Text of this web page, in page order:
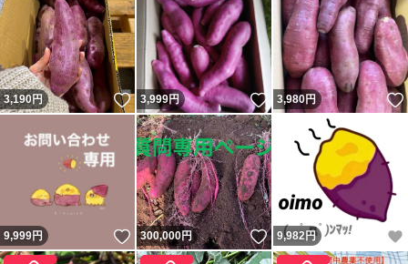
3,190円 いいね！
3,999円 いいね！
3,980円
9,999円 いいね！
300,000円 いいね！
9,982円